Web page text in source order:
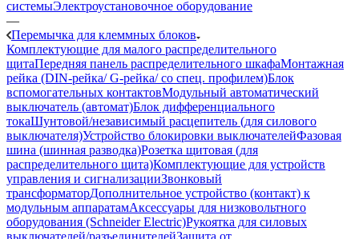
системыЭлектроустановочное оборудование
—
Перемычка для клеммных блоков
Комплектующие для малого распределительного
щитаПередняя панель распределительного шкафаМонтажная
рейка (DIN-рейка/ G-рейка/ со спец. профилем)Блок
вспомогательных контактовМодульный автоматический
выключатель (автомат)Блок дифференциального
токаШунтовой/независимый расцепитель (для силового
выключателя)Устройство блокировки выключателейФазовая
шина (шинная разводка)Розетка щитовая (для
распределительного щита)Комплектующие для устройств
управления и сигнализацииЗвонковый
трансформаторДополнительное устройство (контакт) к
модульным аппаратамАксессуары для низковольтного
оборудования (Schneider Electric)Рукоятка для силовых
выключателей/разъединителейЗащита от